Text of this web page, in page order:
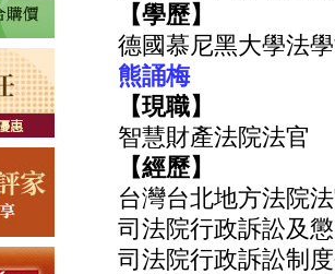
【學歷】
德國慕尼黑大學法
熊誦梅
【現職】
智慧財產法院法官
【經歷】
台灣台北地方法院
司法院行政訴訟及
司法院行政訴訟制